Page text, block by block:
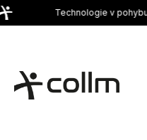
Přejít
na
Technologie v pohybu